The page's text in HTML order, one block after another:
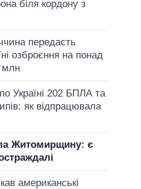
біля кордону з
передасть
озброєння на понад
млн
Україні 202 БПЛА та
як відпрацювала
Житомирщину: є
американські